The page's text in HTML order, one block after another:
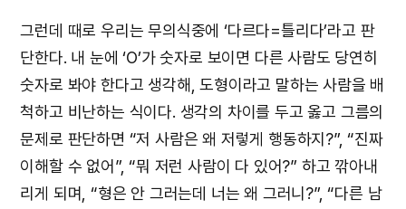
그런데 때로 우리는 무의식중에 ‘다르다=틀리다’라고 판
단한다. 내 눈에 ‘O’가 숫자로 보이면 다른 사람도 당연히
숫자로 봐야 한다고 생각해, 도형이라고 말하는 사람을 배
척하고 비난하는 식이다. 생각의 차이를 두고 옳고 그름의
문제로 판단하면 “저 사람은 왜 저렇게 행동하지?”, “진짜
이해할 수 없어”, “뭐 저런 사람이 다 있어?” 하고 깎아내
리게 되며, “형은 안 그러는데 너는 왜 그러니?”, “다른 남